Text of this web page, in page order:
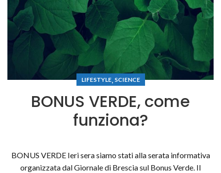
LIFESTYLE, SCIENCE
BONUS VERDE, come
funziona?
BONUS VERDE Ieri sera siamo stati alla serata informativa
organizzata dal Giornale di Brescia sul Bonus Verde. Il